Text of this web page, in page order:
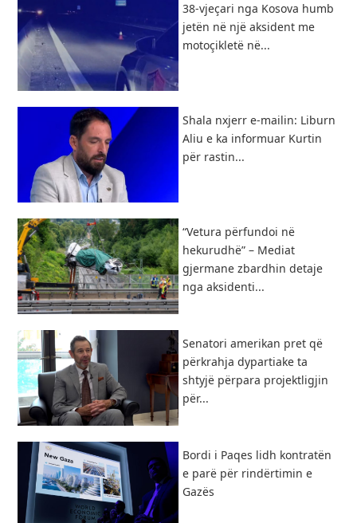
38-vjeçari nga Kosova humb
jetën në një aksident me
motoçikletë në...
Shala nxjerr e-mailin: Liburn
Aliu e ka informuar Kurtin
për rastin...
“Vetura përfundoi në
hekurudhë” – Mediat
gjermane zbardhin detaje
nga aksidenti...
Senatori amerikan pret që
përkrahja dypartiake ta
shtyjë përpara projektligjin
për...
Bordi i Paqes lidh kontratën
e parë për rindërtimin e
Gazës